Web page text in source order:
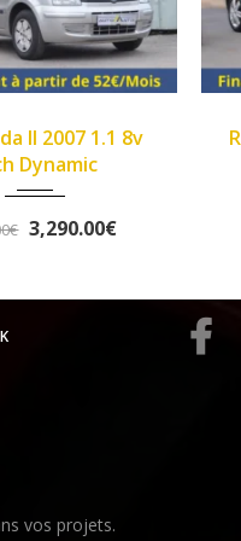
149933
Scenic II 2005 1.6
115ch Exception
3,390.00€ 2,990.00€
vos projets.